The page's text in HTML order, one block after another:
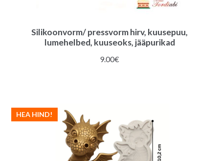
Silikoonvorm/ pressvorm hirv, kuusepuu,
lumehelbed, kuuseoks, jääpurikad
9.00€
HEA HIND!